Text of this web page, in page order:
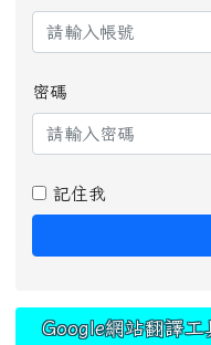
密碼
記住我
Google網站翻譯工